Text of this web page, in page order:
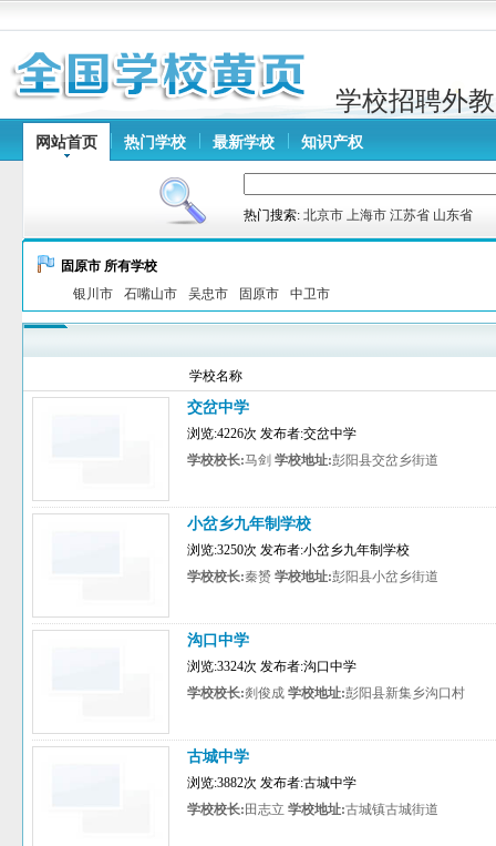
学校招聘外教
网站首页 热门学校 最新学校 知识产权
热门搜索: 北京市 上海市 江苏省 山东省
固原市 所有学校
银川市
石嘴山市 吴忠市 固原市 中卫市
学校名称
交岔中学
浏览:4226次 发布者:交岔中学
学校校长:马剑 学校地址:彭阳县交岔乡街道
小岔乡九年制学校
浏览:3250次 发布者:小岔乡九年制学校
学校校长:秦赟 学校地址:彭阳县小岔乡街道
沟口中学
浏览:3324次 发布者:沟口中学
学校校长:剡俊成 学校地址:彭阳县新集乡沟口村
古城中学
浏览:3882次 发布者:古城中学
学校校长: 田志立 学校地址:古城镇古城街道